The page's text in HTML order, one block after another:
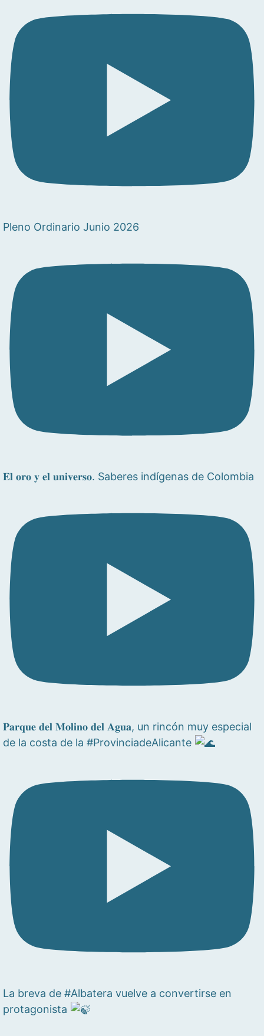
Pleno Ordinario Junio 2026
𝐄𝐥 𝐨𝐫𝐨 𝐲 𝐞𝐥 𝐮𝐧𝐢𝐯𝐞𝐫𝐬𝐨. Saberes indígenas de Colombia
𝐏𝐚𝐫𝐪𝐮𝐞 𝐝𝐞𝐥 𝐌𝐨𝐥𝐢𝐧𝐨 𝐝𝐞𝐥 𝐀𝐠𝐮𝐚, un rincón muy especial
de la costa de la #ProvinciadeAlicante
La breva de #Albatera vuelve a convertirse en
protagonista